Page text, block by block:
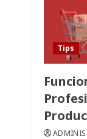
Tips